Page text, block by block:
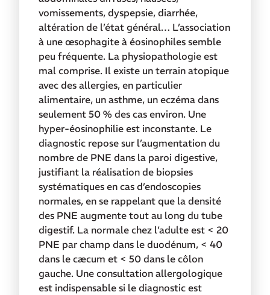
vomissements, dyspepsie, diarrhée,
altération de l’état général… L’association
à une œsophagite à éosinophiles semble
peu fréquente. La physiopathologie est
mal comprise. Il existe un terrain atopique
avec des allergies, en particulier
alimentaire, un asthme, un eczéma dans
seulement 50 % des cas environ. Une
hyper-éosinophilie est inconstante. Le
diagnostic repose sur l’augmentation du
nombre de PNE dans la paroi digestive,
justifiant la réalisation de biopsies
systématiques en cas d’endoscopies
normales, en se rappelant que la densité
des PNE augmente tout au long du tube
digestif. La normale chez l’adulte est < 20
PNE par champ dans le duodénum, < 40
dans le cæcum et < 50 dans le côlon
gauche. Une consultation allergologique
est indispensable si le diagnostic est